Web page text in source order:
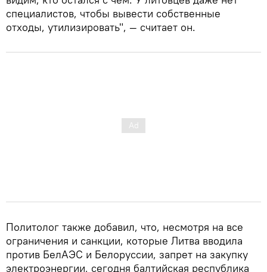
специалистов, чтобы вывести собственные
отходы, утилизировать", — считает он.
Политолог также добавил, что, несмотря на все
ограничения и санкции, которые Литва вводила
против БелАЭС и Белоруссии, запрет на закупку
электроэнергии, сегодня балтийская республика